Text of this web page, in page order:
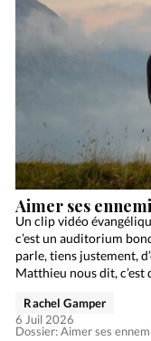
Aimer ses
Un clip vidéo
c’est un auditorium
parle, tiens justement,
Matthieu nous dit,
Dossier: Aimer ses
Rachel Gamper
6 Juil 2026